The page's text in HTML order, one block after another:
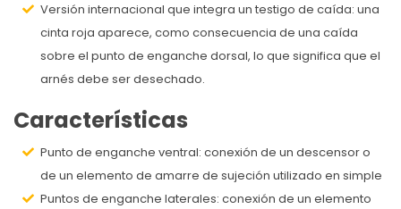
Versión internacional que integra un testigo de caída: una
cinta roja aparece, como consecuencia de una caída
sobre el punto de enganche dorsal, lo que significa que el
arnés debe ser desechado.
Características
Punto de enganche ventral: conexión de un descensor o
de un elemento de amarre de sujeción utilizado en simple
Puntos de enganche laterales: conexión de un elemento